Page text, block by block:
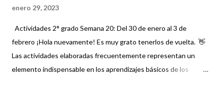
enero 29, 2023
Actividades 2° grado Semana 20: Del 30 de enero al 3 de
febrero ¡Hola nuevamente! Es muy grato tenerlos de vuelta. 👋
Las actividades elaboradas frecuentemente representan un
elemento indispensable en los aprendizajes básicos de los